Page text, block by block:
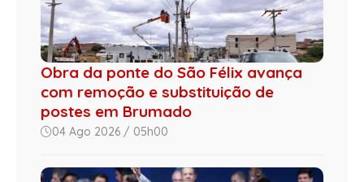
Obra da ponte do São Félix avança
com remoção e substituição de
postes em Brumado
04 Ago 2026 / 05h00